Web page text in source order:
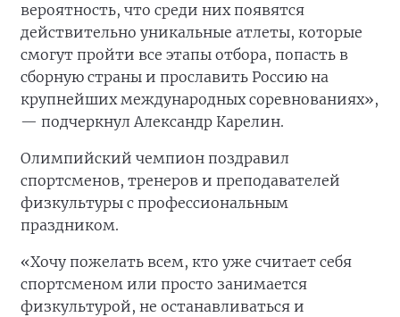
вероятность, что среди них появятся
действительно уникальные атлеты, которые
смогут пройти все этапы отбора, попасть в
сборную страны и прославить Россию на
крупнейших международных соревнованиях»,
— подчеркнул Александр Карелин.
Олимпийский чемпион поздравил
спортсменов, тренеров и преподавателей
физкультуры с профессиональным
праздником.
«Хочу пожелать всем, кто уже считает себя
спортсменом или просто занимается
физкультурой, не останавливаться и